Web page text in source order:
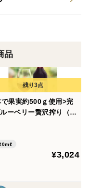
にかかわらずお早め
賞味期限が2か月以上
ャム
）、砂糖／クエン酸
品
果実約500ｇ使用>完
ーベリー贅沢搾り（ジ
¥3,024